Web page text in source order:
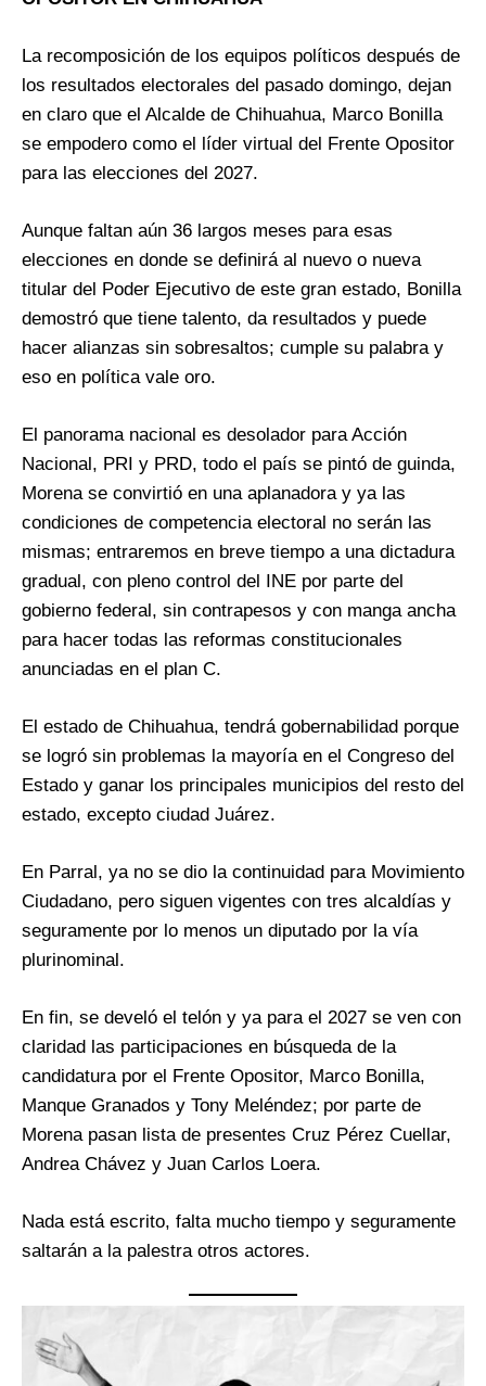
La recomposición de los equipos políticos después de
los resultados electorales del pasado domingo, dejan
en claro que el Alcalde de Chihuahua, Marco Bonilla
se empodero como el líder virtual del Frente Opositor
para las elecciones del 2027.
Aunque faltan aún 36 largos meses para esas
elecciones en donde se definirá al nuevo o nueva
titular del Poder Ejecutivo de este gran estado, Bonilla
demostró que tiene talento, da resultados y puede
hacer alianzas sin sobresaltos; cumple su palabra y
eso en política vale oro.
El panorama nacional es desolador para Acción
Nacional, PRI y PRD, todo el país se pintó de guinda,
Morena se convirtió en una aplanadora y ya las
condiciones de competencia electoral no serán las
mismas; entraremos en breve tiempo a una dictadura
gradual, con pleno control del INE por parte del
gobierno federal, sin contrapesos y con manga ancha
para hacer todas las reformas constitucionales
anunciadas en el plan C.
El estado de Chihuahua, tendrá gobernabilidad porque
se logró sin problemas la mayoría en el Congreso del
Estado y ganar los principales municipios del resto del
estado, excepto ciudad Juárez.
En Parral, ya no se dio la continuidad para Movimiento
Ciudadano, pero siguen vigentes con tres alcaldías y
seguramente por lo menos un diputado por la vía
plurinominal.
En fin, se develó el telón y ya para el 2027 se ven con
claridad las participaciones en búsqueda de la
candidatura por el Frente Opositor, Marco Bonilla,
Manque Granados y Tony Meléndez; por parte de
Morena pasan lista de presentes Cruz Pérez Cuellar,
Andrea Chávez y Juan Carlos Loera.
Nada está escrito, falta mucho tiempo y seguramente
saltarán a la palestra otros actores.